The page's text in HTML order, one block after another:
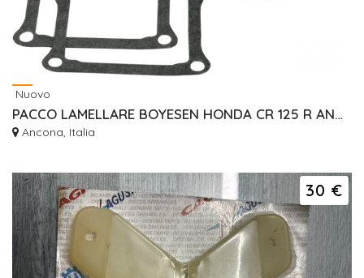
Nuovo
PACCO LAMELLARE BOYESEN HONDA CR 125 R ANNI 1988/1991
Ancona, Italia
30 €